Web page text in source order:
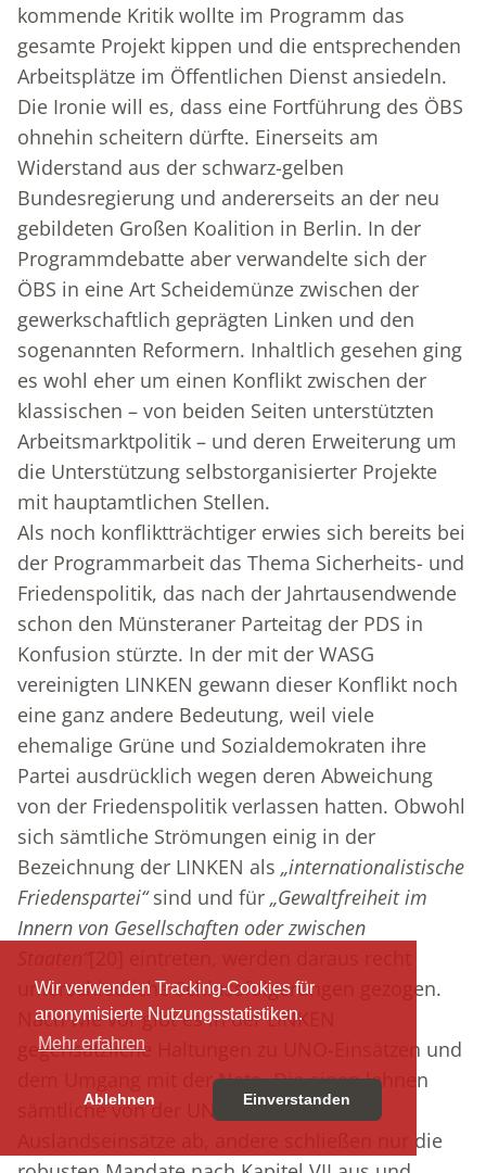
Wir verwenden Tracking-Cookies für
anonymisierte Nutzungsstatistiken.
Mehr erfahren
Ablehnen Einverstanden
kommende Kritik wollte im Programm das
gesamte Projekt kippen und die entsprechenden
Arbeitsplätze im Öffentlichen Dienst ansiedeln.
Die Ironie will es, dass eine Fortführung des ÖBS
ohnehin scheitern dürfte. Einerseits am
Widerstand aus der schwarz-gelben
Bundesregierung und andererseits an der neu
gebildeten Großen Koalition in Berlin. In der
Programmdebatte aber verwandelte sich der
ÖBS in eine Art Scheidemünze zwischen der
gewerkschaftlich geprägten Linken und den
sogenannten Reformern. Inhaltlich gesehen ging
es wohl eher um einen Konflikt zwischen der
klassischen – von beiden Seiten unterstützten
Arbeitsmarktpolitik – und deren Erweiterung um
die Unterstützung selbstorganisierter Projekte
mit hauptamtlichen Stellen.
Als noch konfliktträchtiger erwies sich bereits bei
der Programmarbeit das Thema Sicherheits- und
Friedenspolitik, das nach der Jahrtausendwende
schon den Münsteraner Parteitag der PDS in
Konfusion stürzte. In der mit der WASG
vereinigten LINKEN gewann dieser Konflikt noch
eine ganz andere Bedeutung, weil viele
ehemalige Grüne und Sozialdemokraten ihre
Partei ausdrücklich wegen deren Abweichung
von der Friedenspolitik verlassen hatten. Obwohl
sich sämtliche Strömungen einig in der
Bezeichnung der LINKEN als „internationalistische
Friedenspartei“sind und für „Gewaltfreiheit im
Innern von Gesellschaften oder zwischen
unterschiedliche Schlussfolgerungen gezogen.
Nach wie vor gibt es in der LINKEN
gegensätzliche Haltungen zu UNO-Einsätzen und
dem Umgang mit der Nato. Die einen lehnen
sämtliche von der UNO mandatierte
Auslandseinsätze ab, andere schließen nur die